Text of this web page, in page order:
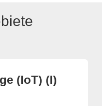
(IoT) (I)